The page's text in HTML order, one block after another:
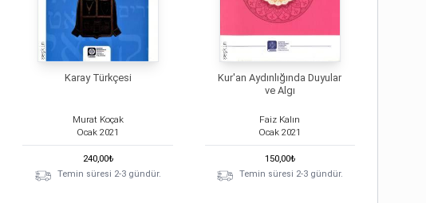
Karay Türkçesi
Murat Koçak
Ocak 2021
240,00₺
Temin süresi 2-3 gündür.
Kur'an Aydınlığında Duyular
ve Algı
Faiz Kalın
Ocak 2021
150,00₺
Temin süresi 2-3 gündür.